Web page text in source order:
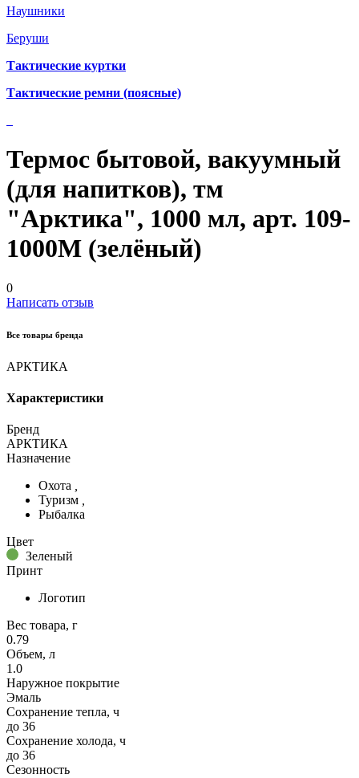
Наушники
Беруши
Тактические куртки
Тактические ремни (поясные)
Термос бытовой, вакуумный
(для напитков), тм
"Арктика", 1000 мл, арт. 109-
1000М (зелёный)
0
Написать отзыв
Все товары бренда
АРКТИКА
Характеристики
Бренд
АРКТИКА
Назначение
Охота
Туризм
Рыбалка
Цвет
Зеленый
Принт
Логотип
Вес товара, г
0.79
Объем, л
1.0
Наружное покрытие
Эмаль
Сохранение тепла, ч
до 36
Сохранение холода, ч
до 36
Сезонность